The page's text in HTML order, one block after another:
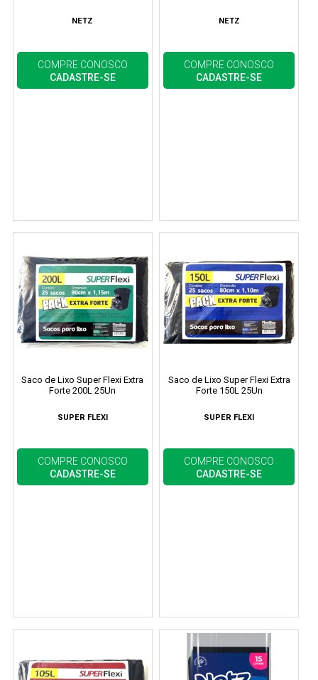
NETZ
COMPRE CONOSCO
CADASTRE-SE
NETZ
COMPRE CONOSCO
CADASTRE-SE
Saco de Lixo Super Flexi Extra
Forte 200L 25Un
SUPER FLEXI
COMPRE CONOSCO
CADASTRE-SE
Saco de Lixo Super Flexi Extra
Forte 150L 25Un
SUPER FLEXI
COMPRE CONOSCO
CADASTRE-SE